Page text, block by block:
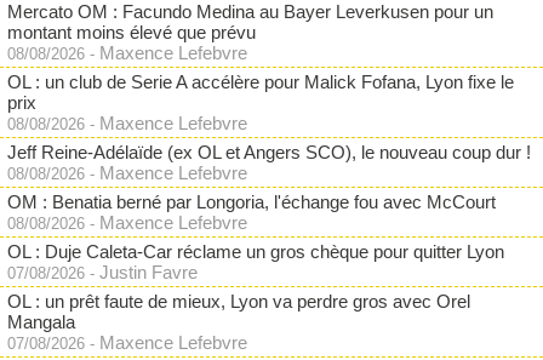
Mercato OM : Facundo Medina au Bayer Leverkusen pour un
montant moins élevé que prévu
08/08/2026 - Maxence Lefebvre
OL : un club de Serie A accélère pour Malick Fofana, Lyon fixe le
prix
08/08/2026 - Maxence Lefebvre
Jeff Reine-Adélaïde (ex OL et Angers SCO), le nouveau coup dur !
08/08/2026 - Maxence Lefebvre
OM : Benatia berné par Longoria, l'échange fou avec McCourt
08/08/2026 - Maxence Lefebvre
OL : Duje Caleta-Car réclame un gros chèque pour quitter Lyon
07/08/2026 - Justin Favre
OL : un prêt faute de mieux, Lyon va perdre gros avec Orel
Mangala
07/08/2026 - Maxence Lefebvre